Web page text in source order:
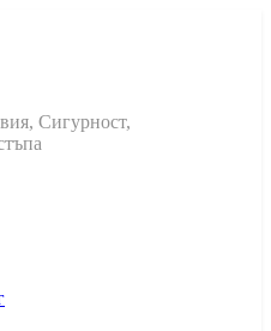
Сигурност,